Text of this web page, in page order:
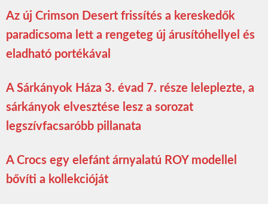
Az új Crimson Desert frissítés a kereskedők
paradicsoma lett a rengeteg új árusítóhellyel és
eladható portékával
A Sárkányok Háza 3. évad 7. része leleplezte, a
sárkányok elvesztése lesz a sorozat
legszívfacsaróbb pillanata
A Crocs egy elefánt árnyalatú ROY modellel
bővíti a kollekcióját